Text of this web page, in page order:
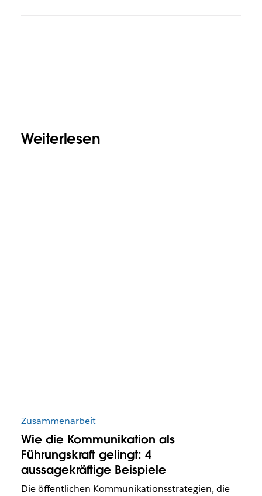
Weiterlesen
Zusammenarbeit
Wie die Kommunikation als
Führungskraft gelingt: 4
aussagekräftige Beispiele
Die öffentlichen Kommunikationsstrategien, die